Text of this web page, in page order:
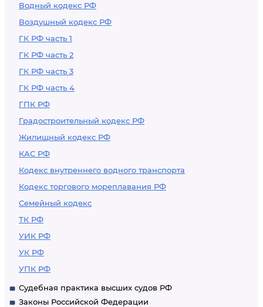
Водный кодекс РФ
Воздушный кодекс РФ
ГК РФ часть 1
ГК РФ часть 2
ГК РФ часть 3
ГК РФ часть 4
ГПК РФ
Градостроительный кодекс РФ
Жилищный кодекс РФ
КАС РФ
Кодекс внутреннего водного транспорта
Кодекс торгового мореплавания РФ
Семейный кодекс
ТК РФ
УИК РФ
УК РФ
УПК РФ
Судебная практика высших судов РФ
Законы Российской Федерации